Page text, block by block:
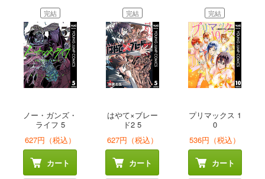
完結
ノー・ガンズ・
ライフ 5
627円（税込）
カート
完結
はやて×ブレー
ド2 5
627円（税込）
カート
完結
プリマックス 1
0
536円（税込）
カート